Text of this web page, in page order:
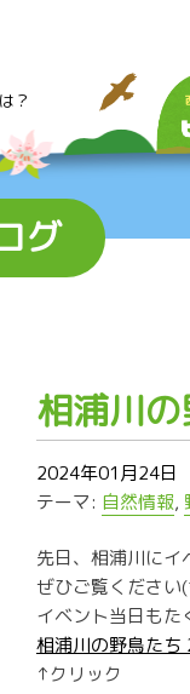
？
グ
相浦川
2024年01月24日
テーマ: 自然情報,
先日、相浦川に
ぜひご覧くださ
イベント当日もた
相浦川の野鳥たち
↑クリック